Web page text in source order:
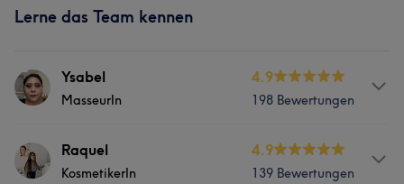
Lerne das Team kennen
Ysabel
MasseurIn
4.9
198 Bewertungen
ServicesRaquel
KosmetikerIn
4.9
139 Bewertungen